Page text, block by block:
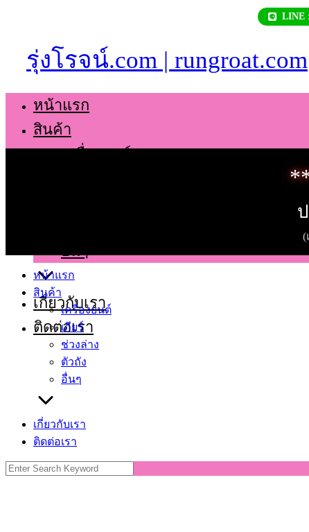
LINE
รุ่งโรจน์.com | rungroat.com
หน้าแรก
สินค้า
เครื่องยนต์
อื่นๆ
เกี่ยวกับเรา
ติดต่อเรา
(
หน้าแรก
สินค้า
เครื่องยนต์
เกียร์
ช่วงล่าง
ตัวถัง
อื่นๆ
เกี่ยวกับเรา
ติดต่อเรา
Search
for: